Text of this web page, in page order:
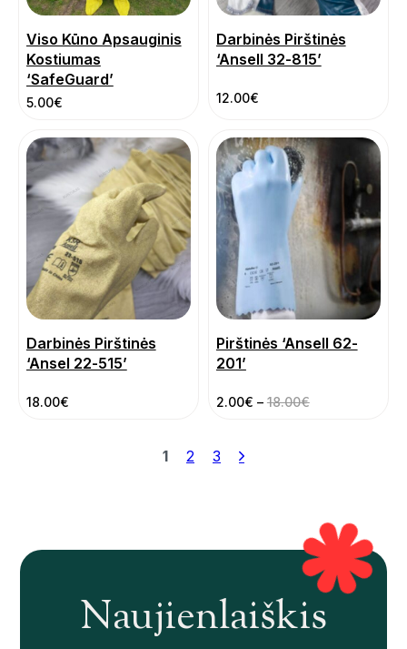
Viso Kūno Apsauginis
Kostiumas
‘SafeGuard’
5.00€
Darbinės Pirštinės
‘Ansell 32-815’
12.00€
Darbinės Pirštinės
‘Ansel 22-515’
18.00€
Pirštinės ‘Ansell 62-
201’
2.00€ – 18.00€
1 2 3
Naujienlaiškis